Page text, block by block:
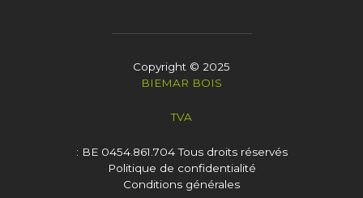
Copyright © 2025
BIEMAR BOIS
TVA
: BE 0454.861.704Tous droits réservés
Politique de confidentialité
Conditions générales